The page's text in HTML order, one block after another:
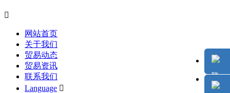

网站首页
关于我们
贸易动态
贸易资讯
联系我们
Language 